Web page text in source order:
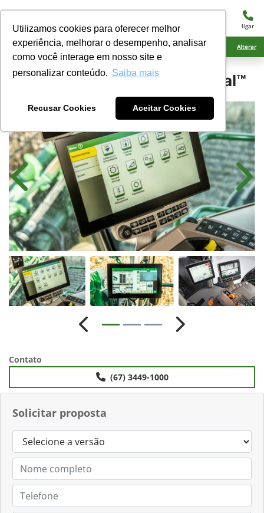
Utilizamos cookies para oferecer melhor
experiência, melhorar o desempenho, analisar
como você interage em nosso site e
personalizar conteúdo. Saiba mais
Recusar Cookies Aceitar Cookies
menu ligar
Ciarama Máquinas Nova Andradina Alterar
John DeereG5Plus Universal™
Solicitar proposta
Anterior
Anterior Próximo
Contato
(67) 3449-1000